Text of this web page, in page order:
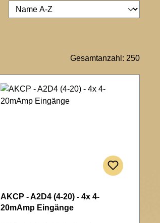
Gesamtanzahl: 250
AKCP - A2D4 (4-20) - 4x 4-
20mAmp Eingänge